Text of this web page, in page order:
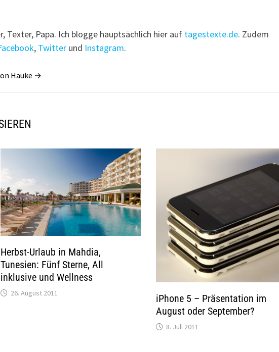
Texter, Papa. Ich blogge hauptsächlich hier auf tagestexte.de. Zudem
, Twitter und Instagram.
Hauke →
Herbst-Urlaub in Mahdia,
Tunesien: Fünf Sterne, All
inklusive und Wellness
26. August 2011
iPhone 5 – Präsentation im
August oder September?
8. Juli 2011